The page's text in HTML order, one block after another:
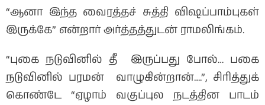
“ஆனா இந்த வைரத்தச் சுத்தி விஷப்பாம்புகள்
இருக்கே” என்றார் அர்த்தத்துடன் ராமலிங்கம்.
“புகை நடுவினில் தீ இருப்பது போல்… பகை
நடுவினில் பரமன் வாழுகின்றான்….”, சிரித்துக்
கொண்டே “ஏழாம் வகுப்புல நடத்தின பாடம்